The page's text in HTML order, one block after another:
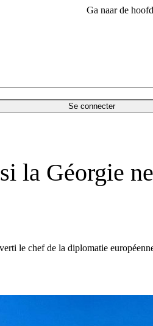
Ga naar de
Se connecter
la Géorgie
le chef de la diplomatie